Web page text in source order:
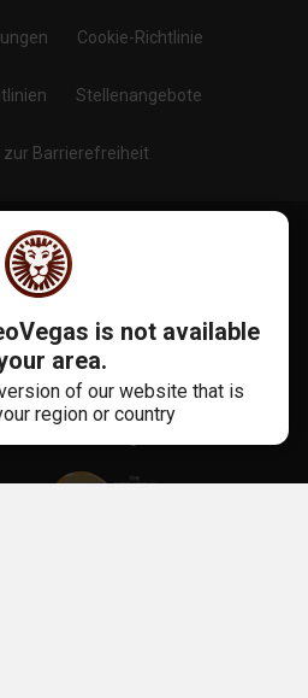
Cookie-Richtlinie
Stellenangebote
zur Barrierefreiheit
Folge uns auf
is not available
area.
of our website that is
region or country